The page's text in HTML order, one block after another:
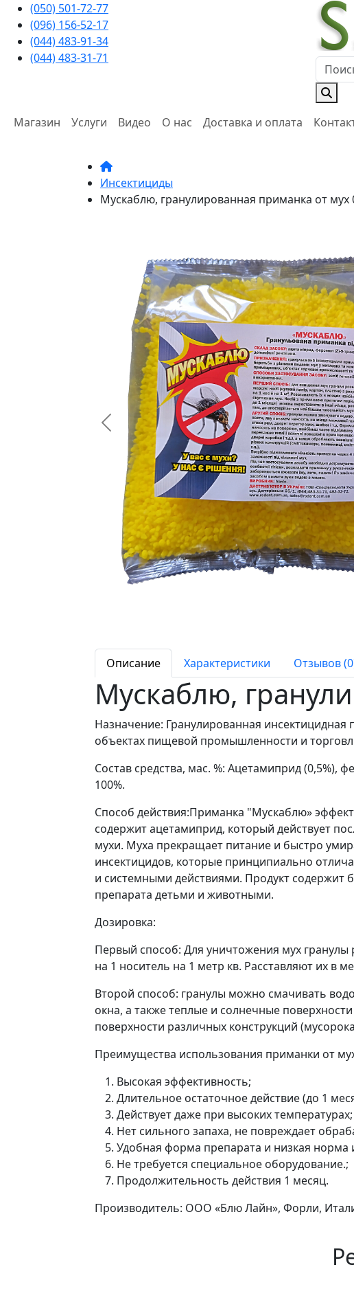
(050) 501-72-77
(096) 156-52-17
(044) 483-91-34
(044) 483-31-71
Магазин Услуги Видео О нас Доставка и оплата
Инсектициды
Мускаблю, гранулированная приманка от мух
Previous
Описание Характеристики Отзывов
Мускаблю,
Назначение: Гранулированная
объектах пищевой промышленности и
Состав средства, мас. %: Ацетамиприд (0,5%),
100%.
Способ действия:Приманка "Мускаблю»
содержит ацетамиприд, который действует
мухи. Муха прекращает питание и быстро
инсектицидов, которые принципиально
и системными действиями. Продукт содержит
препарата детьми и животными.
Дозировка:
Первый способ: Для уничтожения мух гранулы
на 1 носитель на 1 метр кв. Расставляют их в
Второй способ: гранулы можно смачивать
окна, а также теплые и солнечные
поверхности различных конструкций
Преимущества использования приманки от
Высокая эффективность;
Длительное остаточное действие (до 1
Действует даже при высоких температурах;
Нет сильного запаха, не повреждает
Удобная форма препарата и низкая норма
Не требуется специальное оборудование.;
Продолжительность действия 1 месяц.
Производитель: ООО «Блю Лайн», Форли,